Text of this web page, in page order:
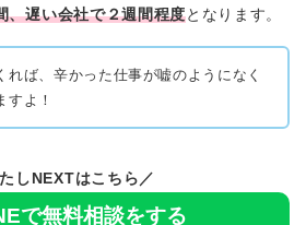
、遅い会社で２週間程度となります。
れば、辛かった仕事が嘘のようになく
すよ！
しNEXTはこちら／
で無料相談をする